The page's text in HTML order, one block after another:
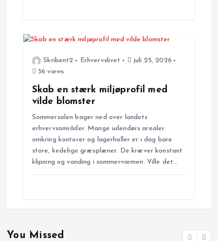
Skribent2 Erhvervslivet
juli 25, 2026
36 views
Skab en stærk miljøprofil med
vilde blomster
Sommersolen bager ned over landets
erhvervsområder. Mange udendørs arealer
omkring kontorer og lagerhaller er i dag bare
store, kedelige græsplæner. De kræver konstant
klipning og vanding i sommervarmen. Ville det…
You Missed